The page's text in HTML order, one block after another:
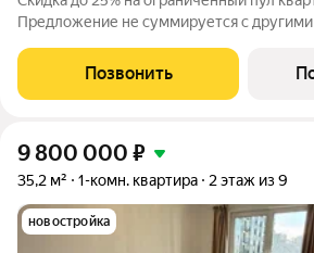
Предложение не суммируется с
комнатная квартира 35.0 м на 12 этаже
«Айс Тауэрс» (ЗАО Москвы,
Позвонить
9 800 000 ₽
35,2 м² 1-комн. квартира 2 этаж из 9
новостройка